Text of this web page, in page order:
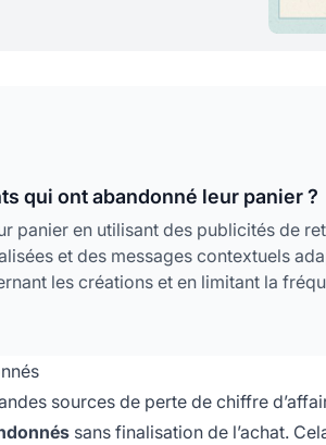
qui ont abandonné leur panier ?
panier en utilisant des publicités de
et des messages contextuels
les créations et en limitant la
sources de perte de chiffre
sans finalisation de l’achat.